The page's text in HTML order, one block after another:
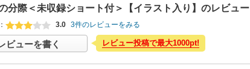
分際＜未収録ショート付＞【イラスト入り】のレビュー
3.0 3件のレビューをみる
ビューを書く レビュー投稿で最大1000pt!